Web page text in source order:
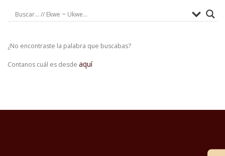
¿No encontraste la palabra que buscabas?
Contanos cuál es desde aquí